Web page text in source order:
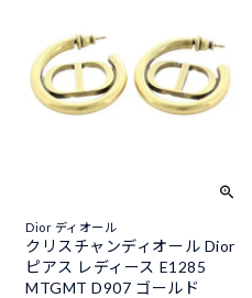
Dior ディオール
クリスチャンディオール Dior
ピアス レディース E1285
MTGMT D907 ゴールド